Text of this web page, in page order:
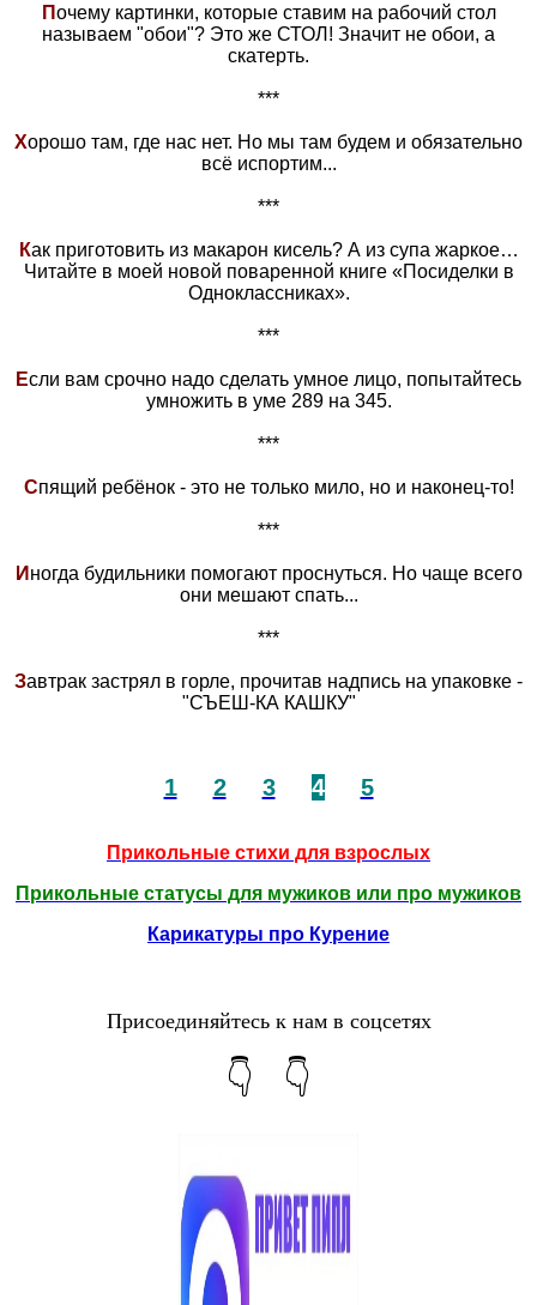
Почему картинки, которые ставим на рабочий стол
называем "обои"? Это же СТОЛ! Значит не обои, а
скатерть.
***
Хорошо там, где нас нет. Но мы там будем и обязательно
всё испортим...
***
Как приготовить из макарон кисель? А из супа жаркое…
Читайте в моей новой поваренной книге «Посиделки в
Одноклассниках».
***
Если вам срочно надо сделать умное лицо, попытайтесь
умножить в уме 289 на 345.
***
Спящий ребёнок - это не только мило, но и наконец-то!
***
И ногда будильники помогают проснуться. Но чаще всего
они мешают спать...
***
Завтрак застрял в горле, прочитав надпись на упаковке -
"СЪЕШ-КА КАШКУ"
1 2 3 4 5
Прикольные стихи для взрослых
Прикольные статусы для мужиков или про мужиков
Карикатуры про Курение
Присоединяйтесь к нам в соцсетях
👇 👇